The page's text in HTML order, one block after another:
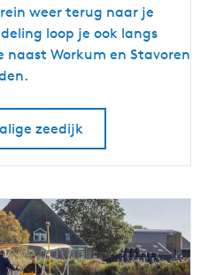
weer terug naar je
loop je ook langs
naast Workum en Stavoren
zeedijk